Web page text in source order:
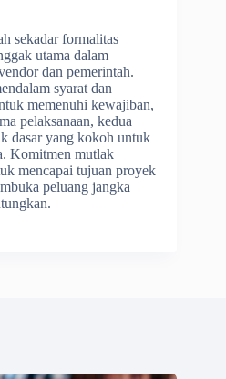
sekadar formalitas
utama dalam
dan pemerintah.
syarat dan
memenuhi kewajiban,
pelaksanaan, kedua
dasar yang kokoh untuk
Komitmen mutlak
mencapai tujuan proyek
peluang jangka